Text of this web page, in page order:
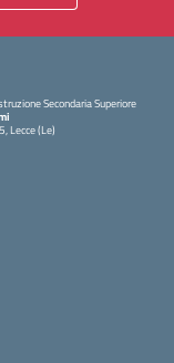
Secondaria Superiore
Lecce (Le)